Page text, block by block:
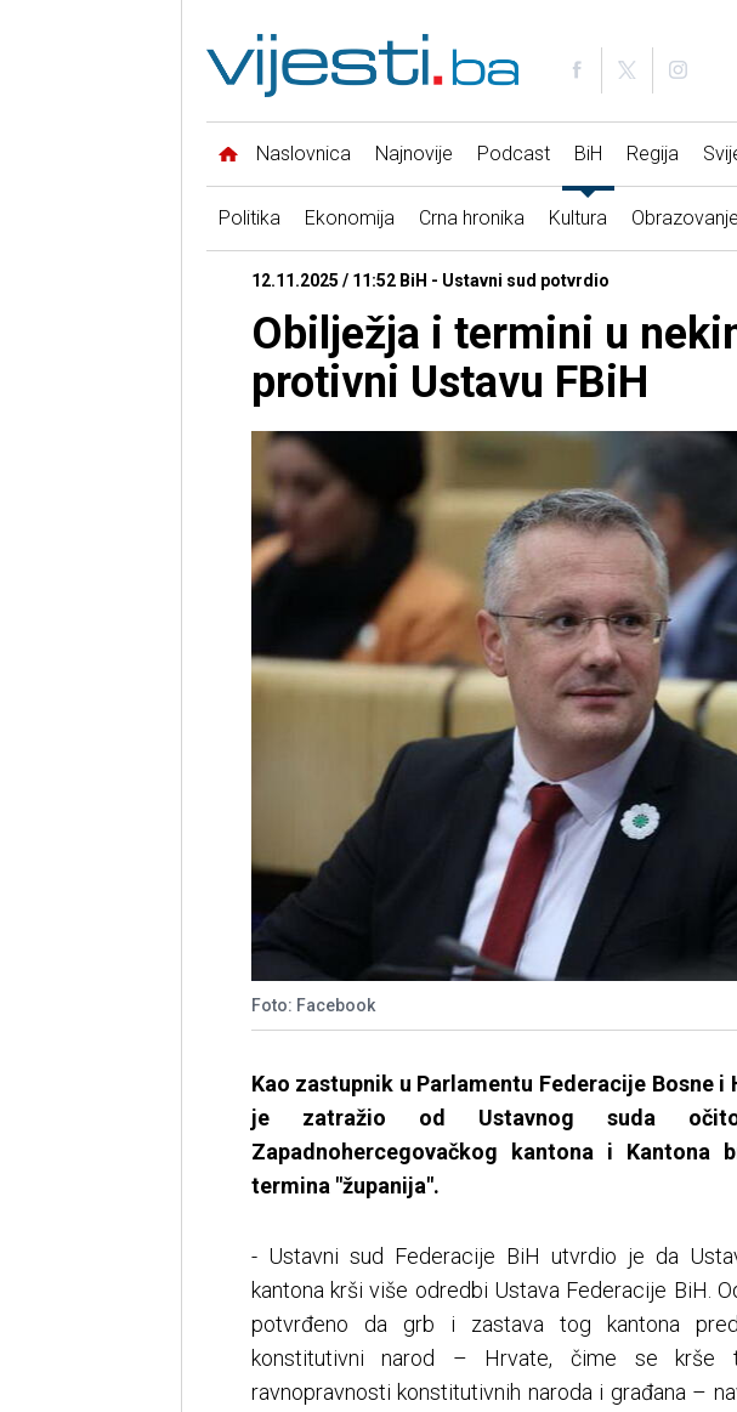
Naslovnica Najnovije Podcast BiH Regija
Politika Ekonomija Crna hronika Kultura Obrazovanje
12.11.2025 / 11:52 BiH - Ustavni sud potvrdio
Obilježja i termini u
protivni Ustavu FBiH
Foto: Facebook
Kao zastupnik u Parlamentu Federacije Bosne i
je zatražio od Ustavnog suda
Zapadnohercegovačkog kantona i
termina "županija".
- Ustavni sud Federacije BiH utvrdio je da
kantona krši više odredbi Ustava Federacije BiH.
potvrđeno da grb i zastava tog kantona
konstitutivni narod – Hrvate, čime se krše
ravnopravnosti konstitutivnih naroda i građana –